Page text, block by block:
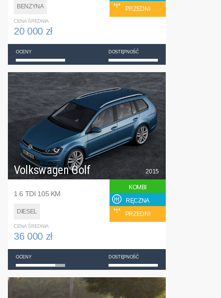
BENZYNA
PRZEDNI
CENA ŚREDNIA
20 000 zł
OCENY DOSTĘPNOŚĆ
Volkswagen Golf
1.6 TDI 105 KM
DIESEL
2015
KOMBI
RĘCZNA
PRZEDNI
CENA ŚREDNIA
36 000 zł
OCENY DOSTĘPNOŚĆ